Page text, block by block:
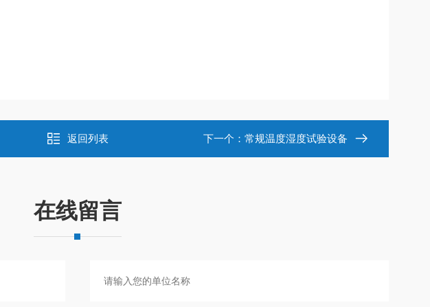
返回列表 下一个： 常规温度湿度试验设备
在线留言